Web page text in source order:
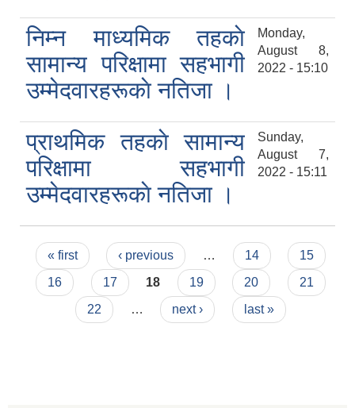
निम्न माध्यमिक तहकाे
सामान्य परिक्षामा सहभागी
उम्मेदवारहरूकाे नतिजा ।
Monday,
August 8,
2022 - 15:10
प्राथमिक तहकाे सामान्य
परिक्षामा सहभागी
उम्मेदवारहरूकाे नतिजा ।
Sunday,
August 7,
2022 - 15:11
Pages
« first ‹ previous … 14
15
16
17 18 19 20
21
22
… next › last »